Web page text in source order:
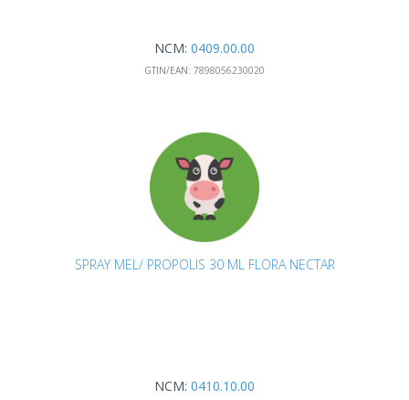
NCM: 0409.00.00
GTIN/EAN: 7898056230020
SPRAY MEL/ PROPOLIS 30 ML FLORA NECTAR
NCM: 0410.10.00